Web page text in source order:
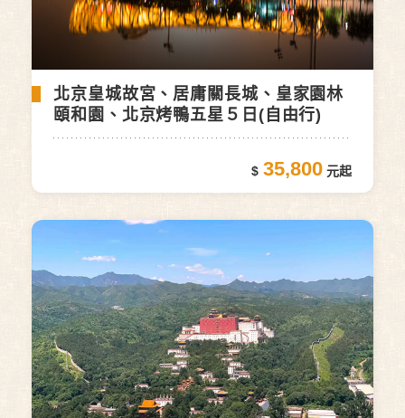
北京皇城故宮、居庸關長城、皇家園林
頤和園、北京烤鴨五星５日(自由行)
35,800